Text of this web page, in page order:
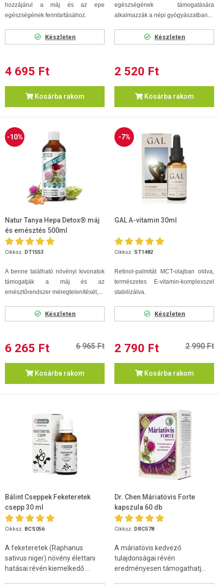
hozzájárul a máj és az epe
egészségének fenntartásához.
Készleten
4 695 Ft
Kosárba rakom
egészségének támogatására
alkalmazzák a népi gyógyászatban...
Készleten
2 520 Ft
Kosárba rakom
-10%
Natur Tanya Hepa Detox® máj
és emésztés 500ml
Cikksz. DT1553
A benne található növényi kivonatok
támogatják a máj és az
emésztőrendszer méregtelenítését,...
Készleten
6 265 Ft 6 965 Ft
Kosárba rakom
-7%
GAL A-vitamin 30ml
Cikksz. ST1482
Retinol-palmitát MCT-olajban oldva,
természetes E-vitamin-komplexszel
stabilizálva.
Készleten
2 790 Ft 2 990 Ft
Kosárba rakom
Bálint Cseppek Feketeretek
csepp 30 ml
Cikksz. BCS056
A feketeretek (Raphanus
sativus niger) növény élettani
hatásai révén kiemelkedő ...
Dr. Chen Máriatövis Forte
kapszula 60 db
Cikksz. DRC578
A máriatövis kedvező
tulajdonságai révén
eredményesen támogathatj...